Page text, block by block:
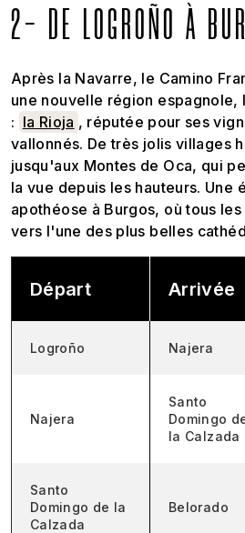
2- DE LOGROÑO À
Après la Navarre, le Camino
une nouvelle région espagnole,
: la Rioja , réputée pour ses
vallonnés. De très jolis villages
jusqu'aux Montes de Oca, qui
la vue depuis les hauteurs. Une
apothéose à Burgos, où tous
vers l'une des plus belles
Départ Arrivée
Logroño Najera
Najera
Santo
Domingo
la Calzada
Santo
Domingo de la
Calzada
Belorado